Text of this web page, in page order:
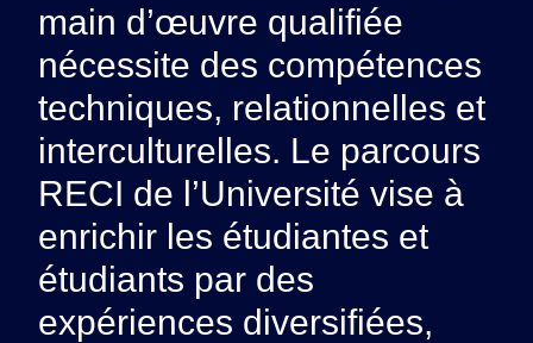
main d’œuvre qualifiée
nécessite des compétences
techniques, relationnelles et
interculturelles. Le parcours
RECI de l’Université vise à
enrichir les étudiantes et
étudiants par des
expériences diversifiées,